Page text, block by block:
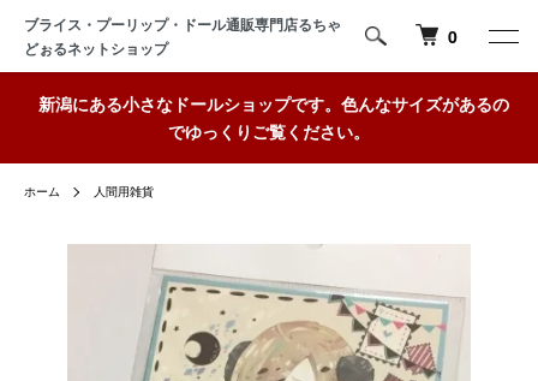
ブライス・プーリップ・ドール通販専門店るちゃ
どぉるネットショップ
0
新潟にある小さなドールショップです。色んなサイズがあるの
でゆっくりご覧ください。
ホーム 人間用雑貨